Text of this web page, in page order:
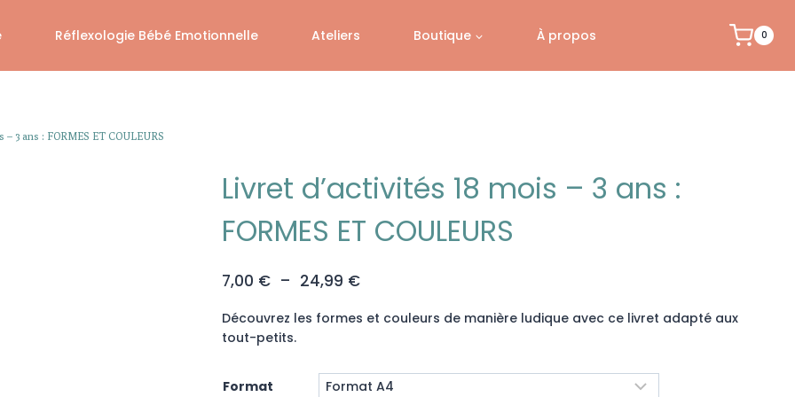
Réflexologie Bébé Emotionnelle Ateliers Boutique À propos 0
– 3 ans : FORMES ET COULEURS
Livret d’activités 18 mois – 3 ans :
FORMES ET COULEURS
7,00 € – 24,99 €Plage
prix :
à
Découvrez les formes et couleurs de manière ludique avec ce livret adapté aux
tout-petits.
Format